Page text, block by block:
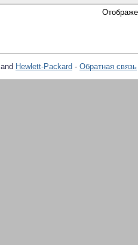
and Hewlett-Packard - Обратная связь